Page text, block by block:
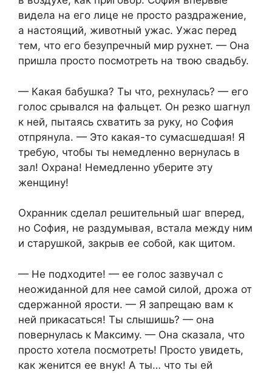
видела на его лице не просто раздражение,
а настоящий, животный ужас. Ужас перед
тем, что его безупречный мир рухнет. — Она
пришла просто посмотреть на твою свадьбу.
— Какая бабушка? Ты что, рехнулась? — его
голос срывался на фальцет. Он резко шагнул
к ней, пытаясь схватить за руку, но София
отпрянула. — Это какая-то сумасшедшая! Я
требую, чтобы ты немедленно вернулась в
зал! Охрана! Немедленно уберите эту
женщину!
Охранник сделал решительный шаг вперед,
но София, не раздумывая, встала между ним
и старушкой, закрыв ее собой, как щитом.
— Не подходите! — ее голос зазвучал с
неожиданной для нее самой силой, дрожа от
сдержанной ярости. — Я запрещаю вам к
ней прикасаться! Ты слышишь? — она
повернулась к Максиму. — Она сказала, что
просто хотела посмотреть! Просто увидеть,
как женится ее внук! А ты… что ты ей